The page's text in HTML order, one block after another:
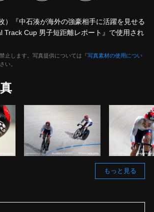
）『中石湊が海外の強豪相手に活躍を見せる
Track Cup 男子短距離レポート』で使用され
止します。写真提供については『写真素材の使用につい
い。
もっと見る